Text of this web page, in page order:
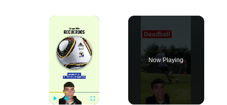
×
Now Playing